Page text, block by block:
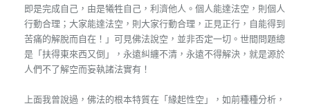
即是完成自己，由是犧牲自己，利濟他人。個人能達法空，則個人
行動合理；大家能達法空，則大家行動合理，正見正行，自能得到
苦痛的解脫而自在！」可見佛法說空，並非否定一切。世間問題總
是「扶得東來西又倒」，永遠糾纏不清，永遠不得解決，就是源於
人們不了解空而妄執諸法實有！
上面我曾說過，佛法的根本特質在「緣起性空」，如前種種分析，